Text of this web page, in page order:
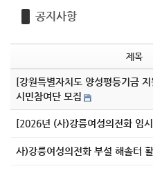
공지사항
제목
[강원특별자치도 양성평등기금
시민참여단 모집
[2026년 (사)강릉여성의전화 임
사)강릉여성의전화 부설 해솔터